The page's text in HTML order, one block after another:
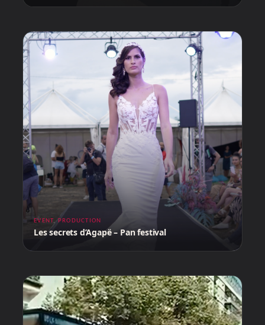
Les secrets d’Agapë – Pan festival
EVENT, PRODUCTION